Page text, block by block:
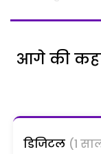
आगे की
डिजिटल (1